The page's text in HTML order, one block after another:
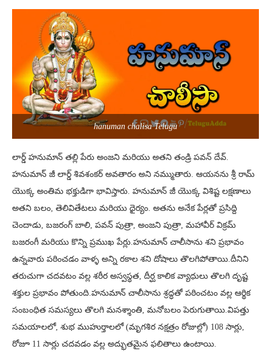
hanuman chalisa Telugu
లార్డ్ హనుమాన్ తల్లి పేరు అంజని మరియు అతని తండ్రి పవన్ దేవ్.
హనుమాన్ జీ లార్డ్ శివశంకర్ అవతారం అని నమ్ముతారు. ఆయనను శ్రీ రామ్
యొక్క అంతిమ భక్తుడిగా భావిస్తారు. హనుమాన్ జీ యొక్క విశిష్ట లక్షణాలు
అతని బలం, తెలివితేటలు మరియు ధైర్యం. అతను అనేక పేర్లతో ప్రసిద్ది
చెందాడు, బజరంగ్ బాలి, పవన్ పుత్రా, అంజని పుత్రా, మహావీర్ విక్రమ్
బజరంగీ మరియు కొన్ని ప్రముఖ పేర్లు.హనుమాన్ చాలీసాను శని ప్రభావం
ఉన్నవారు పఠించడం వాళ్ళ అన్ని రకాల శని దోషాలు తొలగిపోతాయి.దీనిని
తరుచుగా చదవటం వల్ల శరీర అస్వస్థత, దీర్ఘ కాలిక వ్యాధులు తొలగి దృష్ట
శక్తుల ప్రభావం పోతుంది.హనుమాన్ చాలీసాను శ్రద్ధతో పఠించటం వల్ల ఆర్థిక
సంబంధిత సమస్యలు తొలగి మనశ్శాంతి, మనోబలం పెరుగుతాయి.విపత్తు
సమయాలలో, శుభ ముహుర్తాలలో (మృగశిర నక్షత్రం రోజుల్లో) 108 సార్లు,
రోజూ 11 సార్లు చదవడం వల్ల అద్భుతమైన ఫలితాలు ఉంటాయి.